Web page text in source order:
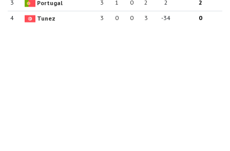
3
Portugal 3 1 0 2 2
2
4
Tunez 3 0 0 3 -34 0